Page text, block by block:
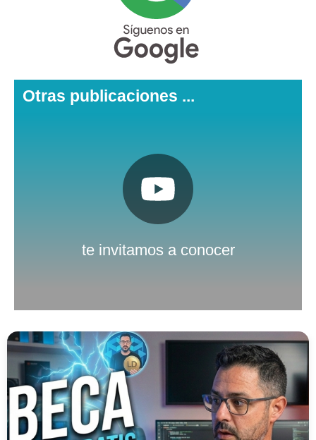
Otras publicaciones ...
te invitamos a conocer
Pulsa aquí